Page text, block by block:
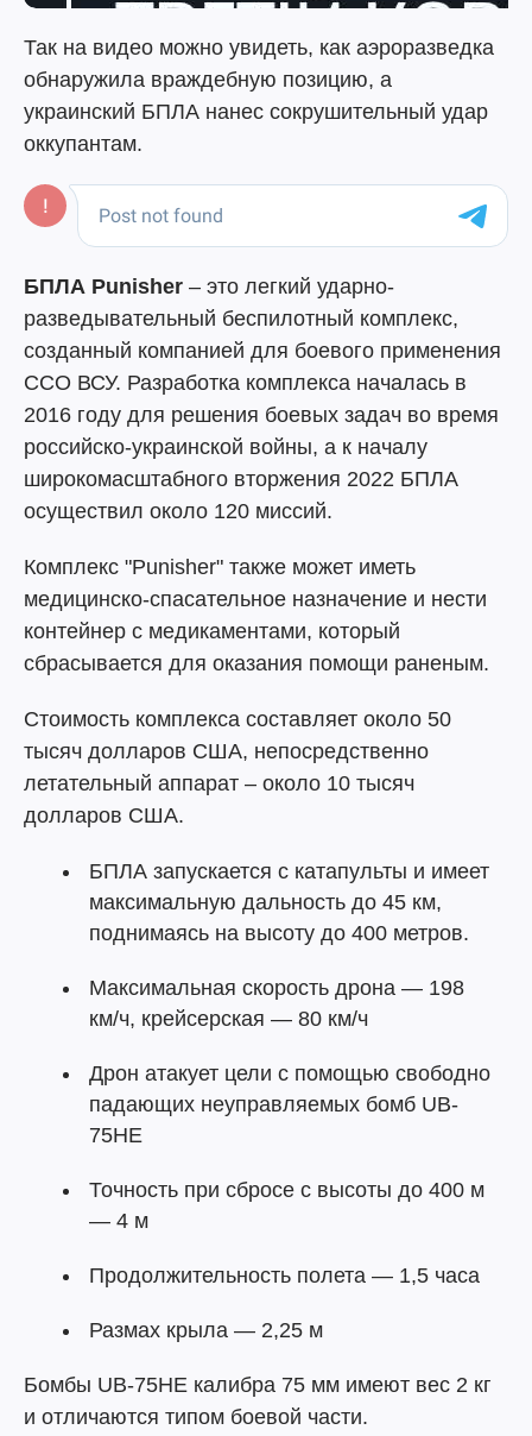
Так на видео можно увидеть, как аэроразведка
обнаружила враждебную позицию, а
украинский БПЛА нанес сокрушительный удар
оккупантам.
БПЛА Punisher – это легкий ударно-
разведывательный беспилотный комплекс,
созданный компанией для боевого применения
ССО ВСУ. Разработка комплекса началась в
2016 году для решения боевых задач во время
российско-украинской войны, а к началу
широкомасштабного вторжения 2022 БПЛА
осуществил около 120 миссий.
Комплекс "Punisher" также может иметь
медицинско-спасательное назначение и нести
контейнер с медикаментами, который
сбрасывается для оказания помощи раненым.
Стоимость комплекса составляет около 50
тысяч долларов США, непосредственно
летательный аппарат – около 10 тысяч
долларов США.
БПЛА запускается с катапульты и имеет
максимальную дальность до 45 км,
поднимаясь на высоту до 400 метров.
Максимальная скорость дрона — 198
км/ч, крейсерская — 80 км/ч
Дрон атакует цели с помощью свободно
падающих неуправляемых бомб UB-
75HE
Точность при сбросе с высоты до 400 м
— 4 м
Продолжительность полета — 1,5 часа
Размах крыла — 2,25 м
Бомбы UB-75HE калибра 75 мм имеют вес 2 кг
и отличаются типом боевой части.